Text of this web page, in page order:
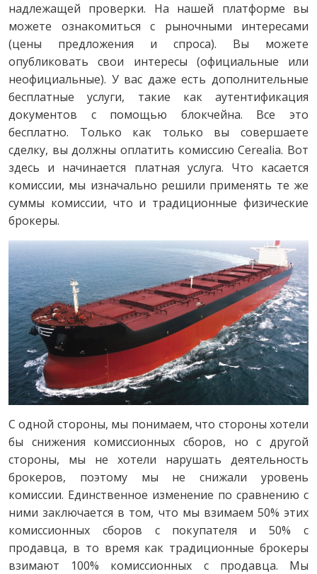
надлежащей проверки. На нашей платформе вы
можете ознакомиться с рыночными интересами
(цены предложения и спроса). Вы можете
опубликовать свои интересы (официальные или
неофициальные). У вас даже есть дополнительные
бесплатные услуги, такие как аутентификация
документов с помощью блокчейна. Все это
бесплатно. Только как только вы совершаете
сделку, вы должны оплатить комиссию Cerealia. Вот
здесь и начинается платная услуга. Что касается
комиссии, мы изначально решили применять те же
суммы комиссии, что и традиционные физические
брокеры.
С одной стороны, мы понимаем, что стороны хотели
бы снижения комиссионных сборов, но с другой
стороны, мы не хотели нарушать деятельность
брокеров, поэтому мы не снижали уровень
комиссии. Единственное изменение по сравнению с
ними заключается в том, что мы взимаем 50% этих
комиссионных сборов с покупателя и 50% с
продавца, в то время как традиционные брокеры
взимают 100% комиссионных с продавца. Мы